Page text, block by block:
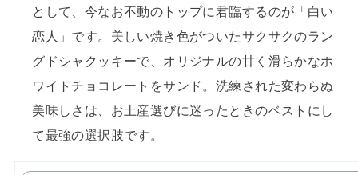
として、今なお不動のトップに君臨するのが「白い
恋人」です。美しい焼き色がついたサクサクのラン
グドシャクッキーで、オリジナルの甘く滑らかなホ
ワイトチョコレートをサンド。洗練された変わらぬ
美味しさは、お土産選びに迷ったときのベストにし
て最強の選択肢です。